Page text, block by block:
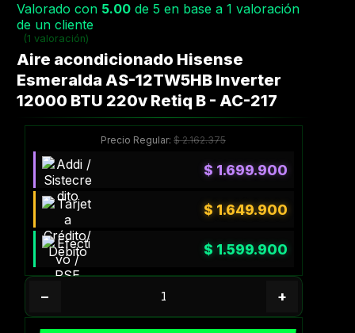
Valorado con 5.00de 5 en base a 1 valoración
de un cliente
(1 valoración)
Aire acondicionado Hisense
Esmeralda AS-12TW5HB Inverter
12000 BTU 220v Retiq B - AC-217
Precio Regular:$2.162.375
$ 1.699.900
$ 1.649.900
$ 1.599.900
− +